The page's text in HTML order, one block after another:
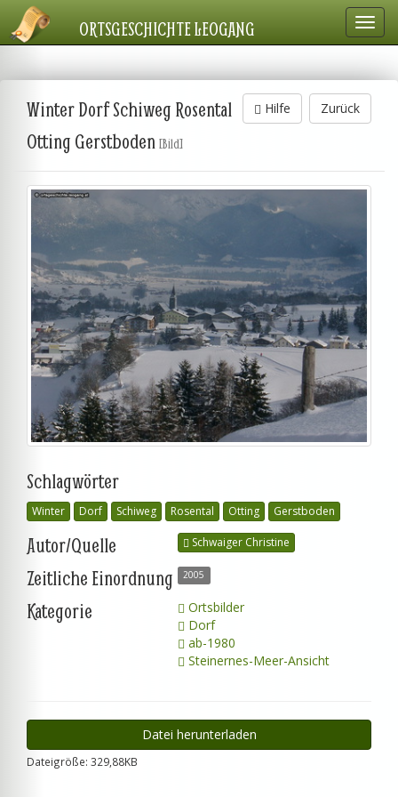
ORTSGESCHICHTE LEOGANG
Zurück
Hilfe
Winter Dorf Schiweg Rosental
Otting Gerstboden [Bild]
Schlagwörter
Winter Dorf Schiweg Rosental Otting Gerstboden
Autor/Quelle Schwaiger Christine
Zeitliche Einordnung 2005
Kategorie
Ortsbilder
Dorf
ab-1980
Steinernes-Meer-Ansicht
Datei herunterladen
Dateigröße: 329,88KB